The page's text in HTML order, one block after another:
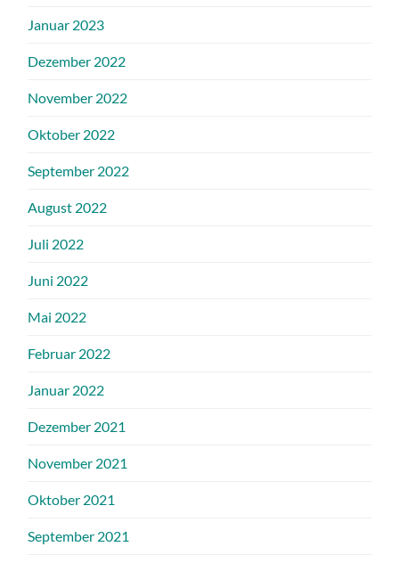
Januar 2023
Dezember 2022
November 2022
Oktober 2022
September 2022
August 2022
Juli 2022
Juni 2022
Mai 2022
Februar 2022
Januar 2022
Dezember 2021
November 2021
Oktober 2021
September 2021